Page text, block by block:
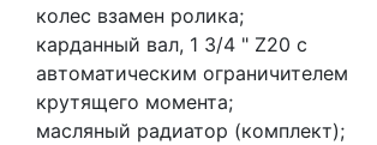
колес взамен ролика;
карданный вал, 1 3/4 " Z20 с
автоматическим ограничителем
крутящего момента;
масляный радиатор (комплект);